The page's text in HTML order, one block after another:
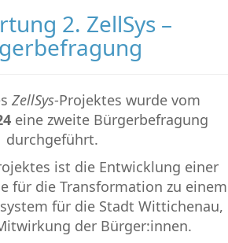
2. ZellSys –
ZellSys-Projektes wurde vom
eine zweite Bürgerbefragung
durchgeführt.
ist die Entwicklung einer
für die Transformation zu einem
für die Stadt Wittichenau,
der Bürger:innen.